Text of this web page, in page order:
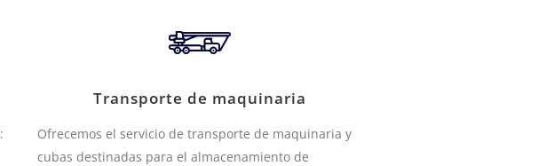
Transporte de maquinaria
Ofrecemos el servicio de transporte de maquinaria y
cubas destinadas para el almacenamiento de